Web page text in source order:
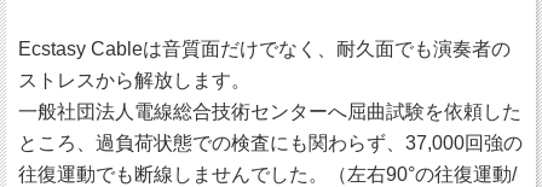
Ecstasy Cableは音質面だけでなく、耐久面でも演奏者の
ストレスから解放します。
一般社団法人電線総合技術センターへ屈曲試験を依頼した
ところ、過負荷状態での検査にも関わらず、37,000回強の
往復運動でも断線しませんでした。（左右90°の往復運動/